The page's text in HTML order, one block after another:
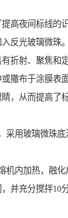
高夜间标线的
反光玻璃微珠
折射、聚焦和
撒布于涂膜表
，从而提高了
采用玻璃微珠
机内加热，融
，并充分搅拌10